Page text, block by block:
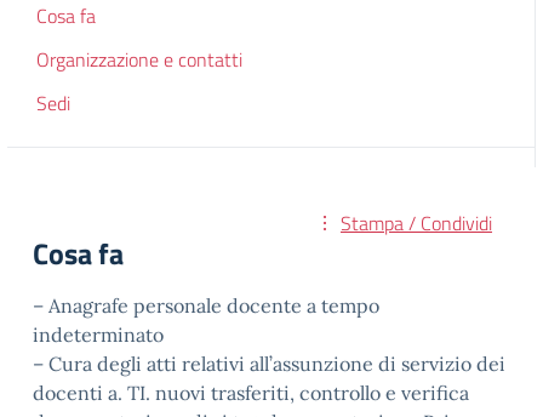
Cosa fa
Organizzazione e contatti
Sedi
Stampa / Condividi
Cosa fa
– Anagrafe personale docente a tempo
indeterminato
– Cura degli atti relativi all’assunzione di servizio dei
docenti a. TI. nuovi trasferiti, controllo e verifica